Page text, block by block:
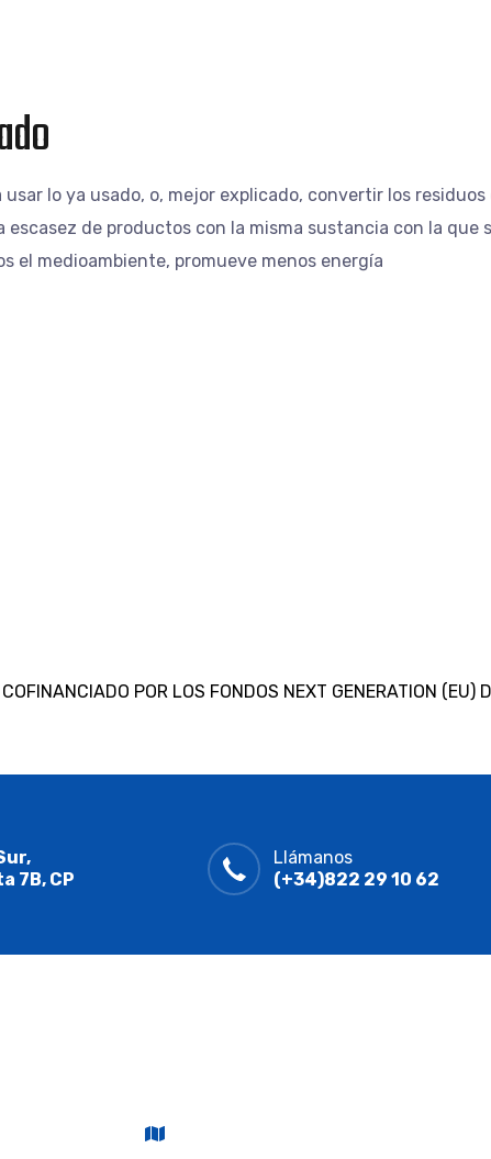
lo ya usado, o, mejor explicado, convertir los residuos
escasez de productos con la misma sustancia con la que
el medioambiente, promueve menos energía
POR LOS FONDOS NEXT GENERATION (EU)
7B, CP
Llámanos
(+34)822 29 10 62